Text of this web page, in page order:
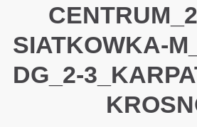
SIATKOWKA-
DG_2-